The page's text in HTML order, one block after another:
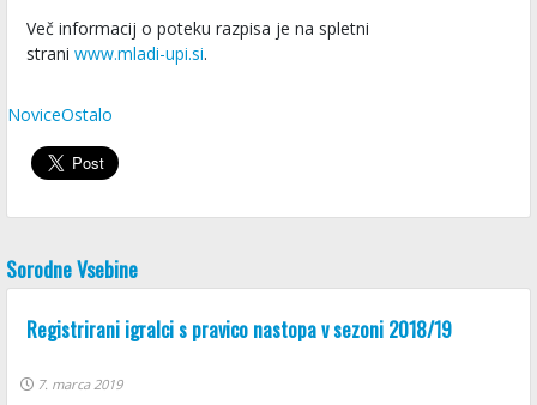
Več informacij o poteku razpisa je na spletni
strani www.mladi-upi.si.
NoviceOstalo
Sorodne Vsebine
Registrirani igralci s pravico nastopa v sezoni 2018/19
7. marca 2019